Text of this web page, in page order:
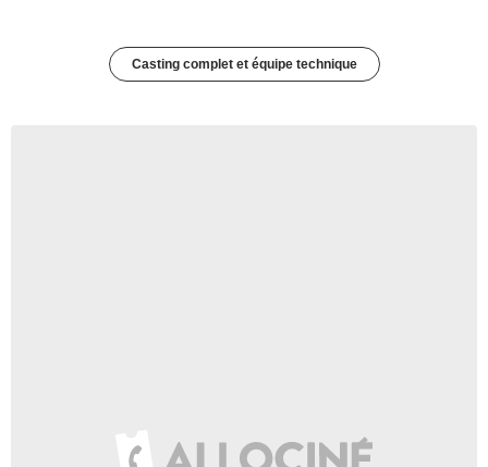
Casting complet et équipe technique